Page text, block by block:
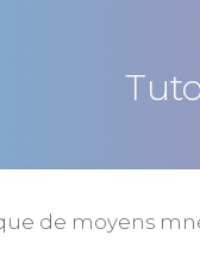
de moyens